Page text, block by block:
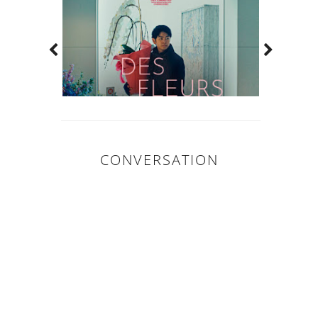
CONVERSATION